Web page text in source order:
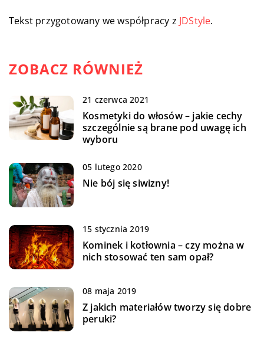
Tekst przygotowany we współpracy z JDStyle.
ZOBACZ RÓWNIEŻ
21 czerwca 2021
Kosmetyki do włosów – jakie cechy
szczególnie są brane pod uwagę ich
wyboru
05 lutego 2020
Nie bój się siwizny!
15 stycznia 2019
Kominek i kotłownia – czy można w
nich stosować ten sam opał?
08 maja 2019
Z jakich materiałów tworzy się dobre
peruki?